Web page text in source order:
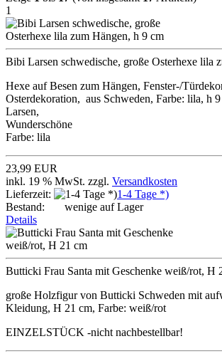
1
Bibi Larsen schwedische, große Osterhexe lila
Hexe auf Besen zum Hängen, Fenster-/
Osterdekoration, aus Schweden, Farbe: lila, h
Larsen,
Wunderschöne
Farbe: lila
23,99 EUR
inkl. 19 % MwSt. zzgl. Versandkosten
Lieferzeit:
1-4 Tage *)
Bestand:
wenige auf Lager
Details
Butticki Frau Santa mit Geschenke weiß/rot, H
große Holzfigur von Butticki Schweden mit
Kleidung, H 21 cm, Farbe: weiß/rot
EINZELSTÜCK -nicht nachbestellbar!